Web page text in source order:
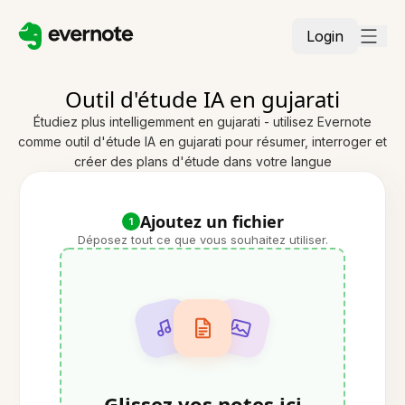
Login
Outil d'étude IA en gujarati
Étudiez plus intelligemment en gujarati - utilisez Evernote
comme outil d'étude IA en gujarati pour résumer, interroger et
créer des plans d'étude dans votre langue
1 Ajoutez un fichier
Déposez tout ce que vous souhaitez utiliser.